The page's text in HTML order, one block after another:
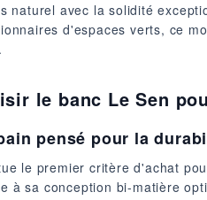
naturel avec la solidité
d'espaces verts, ce
le banc Le Sen
pensé pour la
le premier critère d'achat
à sa conception bi-matière